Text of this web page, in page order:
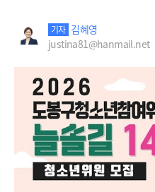
기자 김혜영
justina81@hanmail.net